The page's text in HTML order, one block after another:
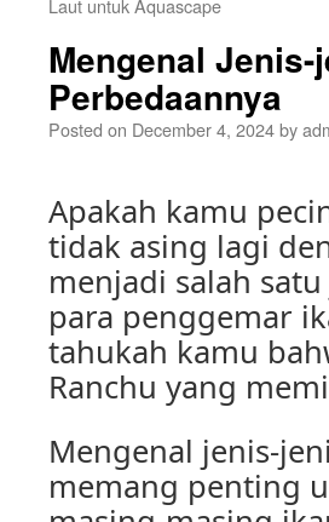
Laut untuk Aquascape
Mengenal
Perbedaannya
Posted on December 4, 2024by
Apakah kamu
tidak asing lagi
menjadi salah
para penggemar
tahukah kamu
Ranchu yang
Mengenal jenis-
memang penting